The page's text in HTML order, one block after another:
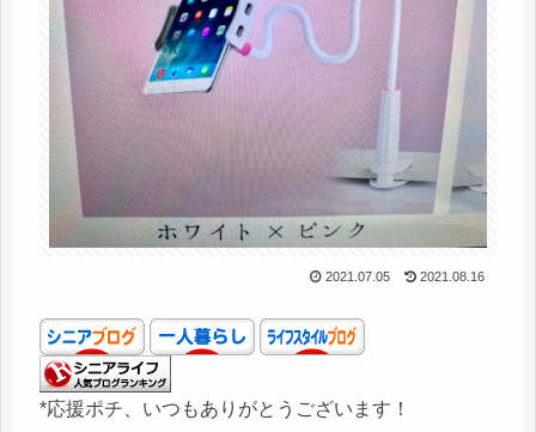
2021.07.05 2021.08.16
*応援ポチ、いつもありがとうございます！